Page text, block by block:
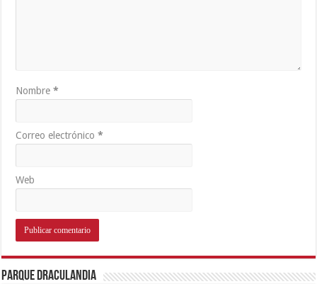
Nombre*
Correo electrónico*
Web
Parque Draculandia